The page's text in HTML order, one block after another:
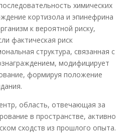
химических
кортизола и эпинефрина
к вероятной риску,
фактическая риск
структура, связанная с
модифицирует
формируя положение
область, отвечающая за
в пространстве, активно
сходств из прошлого опыта.